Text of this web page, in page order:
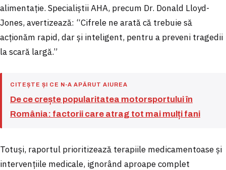
alimentație. Specialiștii AHA, precum Dr. Donald Lloyd-
Jones, avertizează: “Cifrele ne arată că trebuie să
acționăm rapid, dar și inteligent, pentru a preveni tragedii
la scară largă.”
CITEȘTE ȘI CE N-A APĂRUT AIUREA
De ce crește popularitatea motorsportului în
România: factorii care atrag tot mai mulți fani
Totuși, raportul prioritizează terapiile medicamentoase și
intervențiile medicale, ignorând aproape complet